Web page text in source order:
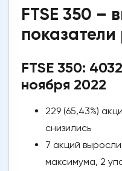
FTSE 350 –
FTSE 350:
ноября 2022
229 (65,43%)
снизились
7 акций
максимума, 2